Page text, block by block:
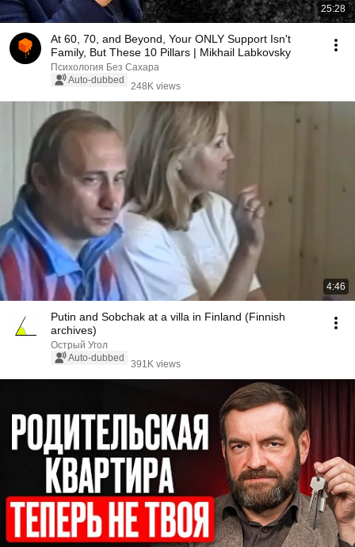
25:28
At 60, 70, and Beyond, Your ONLY Support Isn't
Family, But These 10 Pillars | Mikhail Labkovsky
Психология Без Сахара
Auto-dubbed
248K views
4:46
Putin and Sobchak at a villa in Finland (Finnish
archives)
Острый Угол
Auto-dubbed
391K views